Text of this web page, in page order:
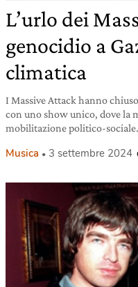
L’urlo dei
genocidio a
climatica
I Massive Attack hanno
con uno show unico, dove la
mobilitazione politico-sociale.
Musica 3 settembre 2024